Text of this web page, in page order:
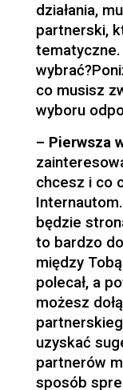
działania,
partnerski,
co musisz
wyboru
– Pierwsza
chcesz i co
będzie
to bardzo
między
polecał, a
możesz
uzyskać
partnerów
sposób